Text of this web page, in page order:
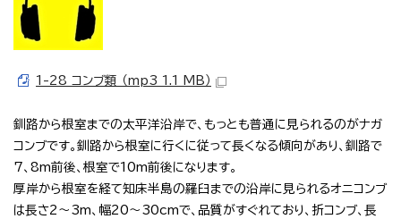
1-28 コンブ類 （mp3 1.1 MB）
釧路から根室までの太平洋沿岸で、もっとも普通に見られるのがナガ
コンブです。釧路から根室に行くに従って長くなる傾向があり、釧路で
7、8m前後、根室で10m前後になります。
厚岸から根室を経て知床半島の羅臼までの沿岸に見られるオニコンブ
は長さ2～3m、幅20～30cmで、品質がすぐれており、折コンブ、長